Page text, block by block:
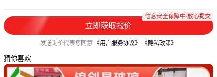
立即获取报价
信息安全保障中·放心提交
发送询价代表您同意 《用户服务协议》 《隐私政策》
猜你喜欢